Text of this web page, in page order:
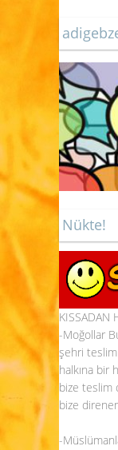
Nükte!
KISSADAN
-Moğollar
şehri teslim
halkına bir
bize teslim
bize
-